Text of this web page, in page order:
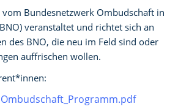
Bundesnetzwerk Ombudschaft in
veranstaltet und richtet sich an
des BNO, die neu im Feld sind oder
auffrischen wollen.
Ombudschaft_Programm.pdf